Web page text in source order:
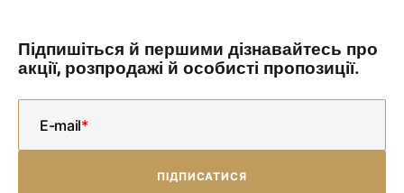
Підпишіться й першими дізнавайтесь про
акції, розпродажі й особисті пропозиції.
E-mail
ПІДПИСАТИСЯ